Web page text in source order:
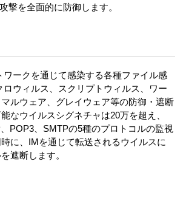
撃を全面的に防御します。
ワークを通じて感染する各種ファイル感
ロウィルス、スクリプトウィルス、ワー
ルウェア、グレイウェア等の防御・遮断
なウイルスシグネチャは20万を超え、
POP3、SMTPの5種のプロトコルの監視
に、IMを通じて転送されるウイルスに
遮断します。